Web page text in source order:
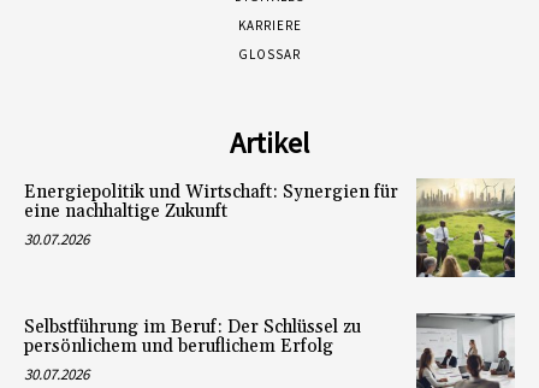
KARRIERE
GLOSSAR
Artikel
Energiepolitik und Wirtschaft: Synergien für
eine nachhaltige Zukunft
30.07.2026
Selbstführung im Beruf: Der Schlüssel zu
persönlichem und beruflichem Erfolg
30.07.2026